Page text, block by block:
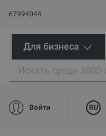
67994044
Для бизнеса
Войти RU